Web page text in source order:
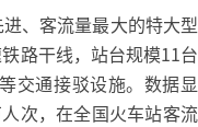
、客流量最大的特大型
路干线，站台规模11台
交通接驳设施。数据显
次，在全国火车站客流